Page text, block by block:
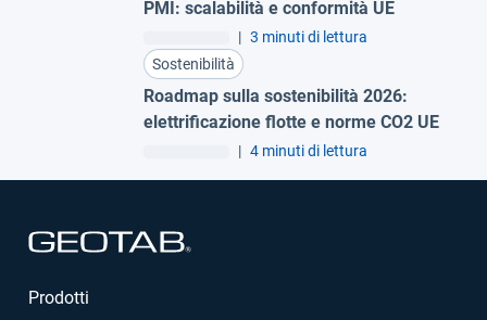
PMI: scalabilità e conformità UE
| 3 minuti di lettura
Sostenibilità
Roadmap sulla sostenibilità 2026:
elettrificazione flotte e norme CO2 UE
| 4 minuti di lettura
Prodotti